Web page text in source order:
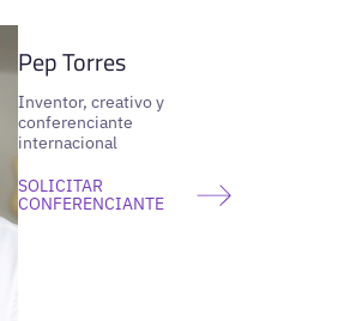
Pep Torres
Inventor, creativo y
conferenciante
internacional
SOLICITAR
CONFERENCIANTE